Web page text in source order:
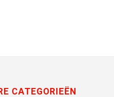
CATEGORIEËN